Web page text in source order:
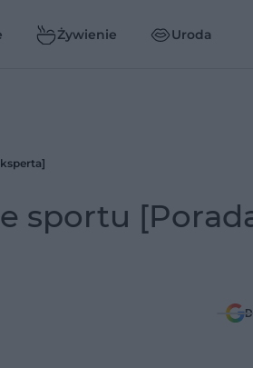
Żywienie Uroda
sportu